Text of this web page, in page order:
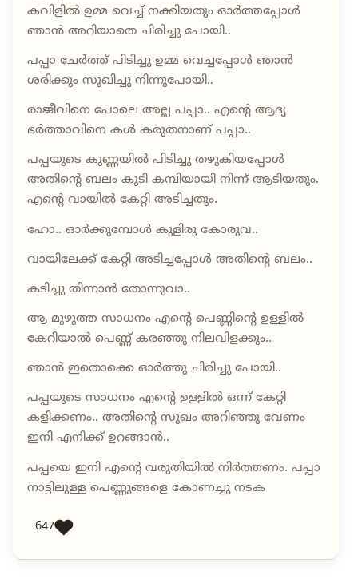
കവിളിൽ ഉമ്മ വെച്ച് നക്കിയതും ഓർത്തപ്പോൾ
ഞാൻ അറിയാതെ ചിരിച്ചു പോയി..
പപ്പാ ചേർത്ത് പിടിച്ചു ഉമ്മ വെച്ചപ്പോൾ ഞാൻ
ശരിക്കും സുഖിച്ചു നിന്നുപോയി..
രാജീവിനെ പോലെ അല്ല പപ്പാ.. എന്റെ ആദ്യ
ഭർത്താവിനെ കൾ കരുതനാണ് പപ്പാ..
പപ്പയുടെ കുണ്ണയിൽ പിടിച്ചു തഴുകിയപ്പോൾ
അതിന്റെ ബലം കൂടി കമ്പിയായി നിന്ന് ആടിയതും.
എന്റെ വായിൽ കേറ്റി അടിച്ചതും.
ഹോ.. ഓർക്കുമ്പോൾ കുളിരു കോരുവ..
വായിലേക്ക് കേറ്റി അടിച്ചപ്പോൾ അതിന്റെ ബലം..
കടിച്ചു തിന്നാൻ തോന്നുവാ..
ആ മുഴുത്ത സാധനം എന്റെ പെണ്ണിന്റെ ഉള്ളിൽ
കേറിയാൽ പെണ്ണ് കരഞ്ഞു നിലവിളക്കും..
ഞാൻ ഇതൊക്കെ ഓർത്തു ചിരിച്ചു പോയി..
പപ്പയുടെ സാധനം എന്റെ ഉള്ളിൽ ഒന്ന്‌ കേറ്റി
കളിക്കണം.. അതിന്റെ സുഖം അറിഞ്ഞു വേണം
ഇനി എനിക്ക് ഉറങ്ങാൻ..
പപ്പയെ ഇനി എന്റെ വരുതിയിൽ നിർത്തണം. പപ്പാ
നാട്ടിലുള്ള പെണ്ണുങ്ങളെ കോണച്ചു നടക
647